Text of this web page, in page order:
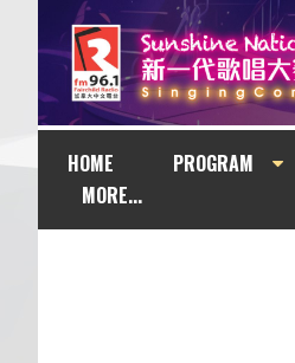
HOME PROGRAM
MORE...